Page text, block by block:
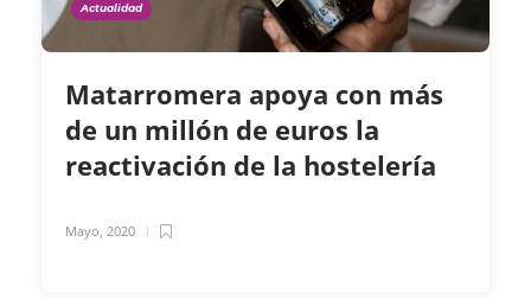
Actualidad
Matarromera apoya con más
de un millón de euros la
reactivación de la hostelería
Mayo, 2020